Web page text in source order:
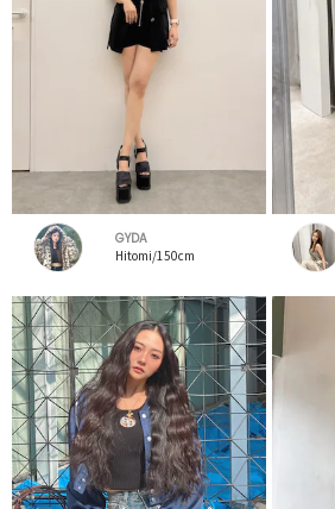
GYDA
Hitomi/150cm